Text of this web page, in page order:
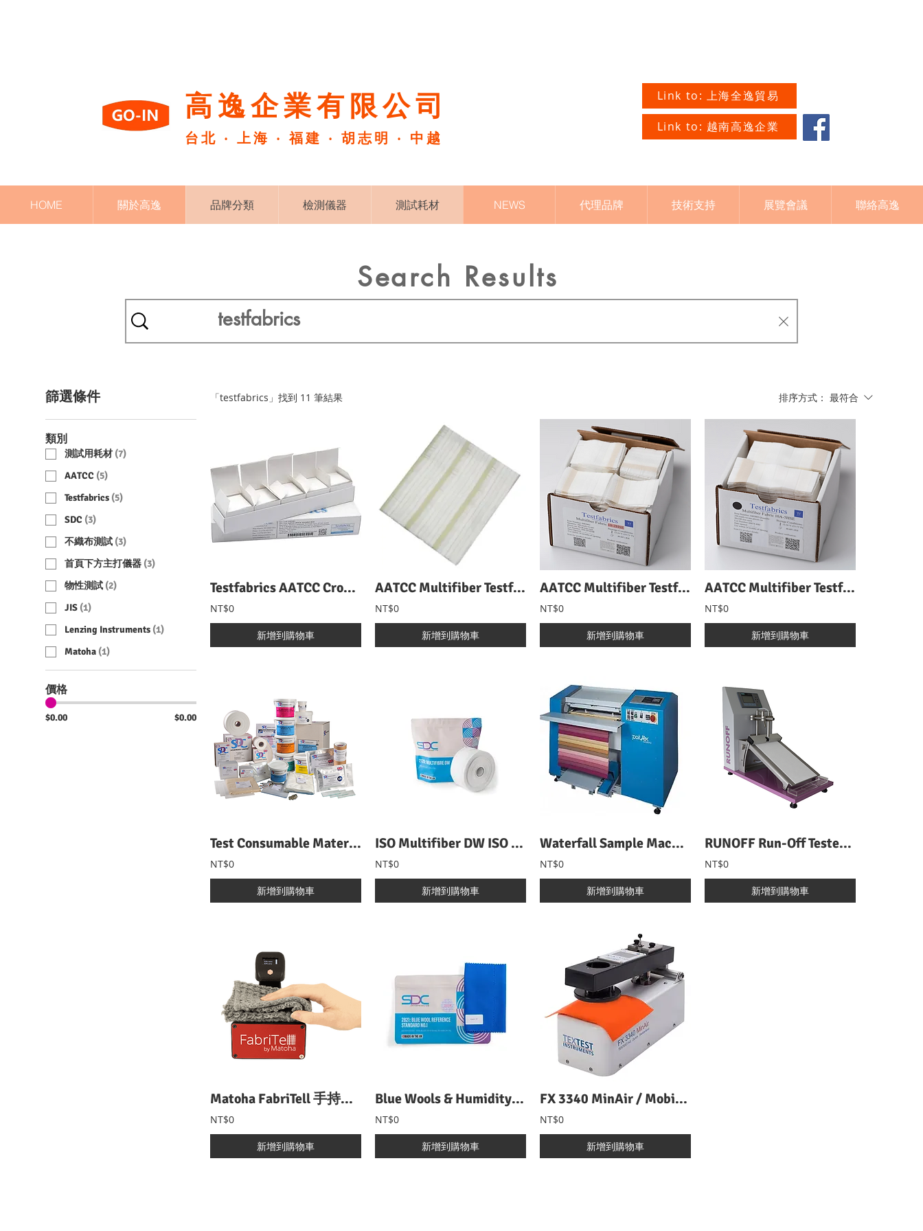
高逸企業有限公司​
台北 ‧ 上海 ‧ 福建 ‧ 胡志明 ‧ 中越
Link to: 上海全逸貿易
Link to: 越南高逸企業
HOME 關於高逸 品牌分類 檢測儀器 測試耗材 NEWS 代理品牌 技術支持 展覽會議 聯絡高逸
Search Results
篩選條件
類別
測試用耗材 (7)
AATCC (5)
Testfabrics (5)
SDC (3)
不織布測試 (3)
首頁下方主打儀器 (3)
物性測試 (2)
JIS (1)
Lenzing Instruments (1)
Matoha (1)
價格
$0.00 $0.00
「testfabrics」找到 11 筆結果 排序方式： 最符合
Testfabrics AATCC Crock Test Cloth AATCC磨擦白棉布
NT$0
新增到購物車
AATCC Multifiber Testfabrics AATCC 六種纖維水洗附布
NT$0
新增到購物車
AATCC Multifiber Testfabrics AATCC 六種纖維水洗附布 MFF10
NT$0
新增到購物車
AATCC Multifiber Testfabrics AATCC 六種纖維水洗附布 MFF 10A
NT$0
新增到購物車
Test Consumable Materials 試驗用耗材總覽
NT$0
新增到購物車
ISO Multifiber DW ISO DW多纖維附布
NT$0
新增到購物車
Waterfall Sample Machine FB 瀑布型樣品貼布機
NT$0
新增到購物車
RUNOFF Run-Off Tester 無紡布液體溢流量測試儀
NT$0
新增到購物車
Matoha FabriTell 手持式紡織品成分快速分析儀
NT$0
新增到購物車
Blue Wools & Humidity Test Materials 耐光色牢度試驗織物
NT$0
新增到購物車
FX 3340 MinAir / Mobile Air Permeability Tester 便攜式透氣性試驗機
NT$0
新增到購物車